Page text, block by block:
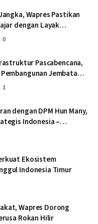
Wapres Pastikan
dengan Layak
0
Pascabencana,
Jembatan
1
dengan DPM Hun Many,
Indonesia –
Ekosistem
Indonesia Timur
Wapres Dorong
Rokan Hilir